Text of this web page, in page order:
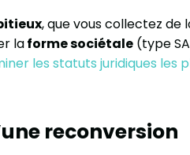
, que vous collectez de
laforme sociétale (type
les statuts juridiques les
reconversion